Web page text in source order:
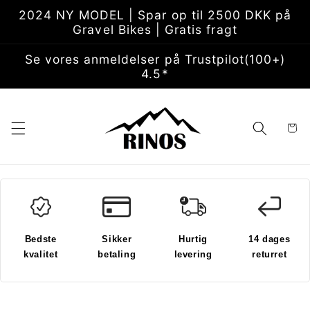
Gå til
2024 NY MODEL | Spar op til 2500 DKK på
Gravel Bikes | Gratis fragt
Se vores anmeldelser på Trustpilot(100+)
4.5*
Bedste
kvalitet
Sikker
betaling
Hurtig
levering
14 dages
returret